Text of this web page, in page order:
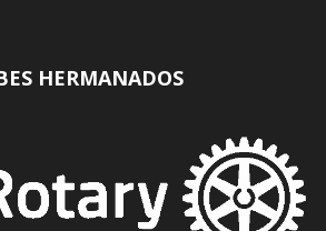
HERMANADOS